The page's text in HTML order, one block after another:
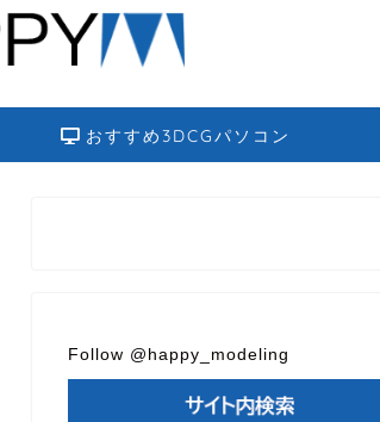
おすすめ3DCGパソコン
Follow @happy_modeling